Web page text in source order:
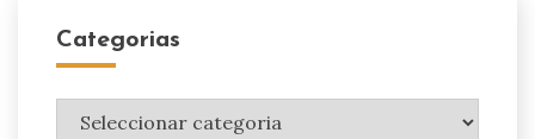
Categorias
Categorias